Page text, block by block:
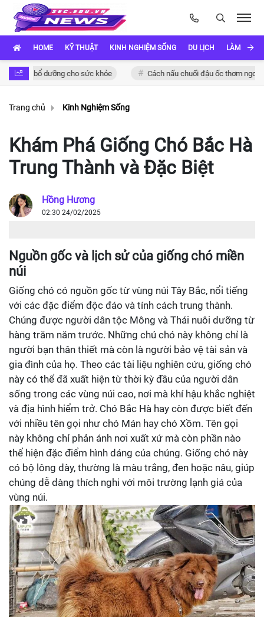
HOME KỸ THUẬT KINH NGHIỆM SỐNG DU LỊCH LÀM ĐẸP
bổ dưỡng cho sức khỏe Cách nấu chuối đậu ốc thơm ngon đậm
Trang chủ Kinh Nghiệm Sống
Khám Phá Giống Chó Bắc Hà
Trung Thành và Đặc Biệt
Hồng Hương
02:30 24/02/2025
Nguồn gốc và lịch sử của giống chó miền
núi
Giống chó có nguồn gốc từ vùng núi Tây Bắc, nổi tiếng
với các đặc điểm độc đáo và tính cách trung thành.
Chúng được người dân tộc Mông và Thái nuôi dưỡng từ
hàng trăm năm trước. Những chú chó này không chỉ là
người bạn thân thiết mà còn là người bảo vệ tài sản và
gia đình của họ. Theo các tài liệu nghiên cứu, giống chó
này có thể đã xuất hiện từ thời kỳ đầu của người dân
sống trong các vùng núi cao, nơi mà khí hậu khắc nghiệt
và địa hình hiểm trở. Chó Bắc Hà hay còn được biết đến
với nhiều tên gọi như chó Mán hay chó Xồm. Tên gọi
này không chỉ phản ánh nơi xuất xứ mà còn phần nào
thể hiện đặc điểm hình dáng của chúng. Giống chó này
có bộ lông dày, thường là màu trắng, đen hoặc nâu, giúp
chúng dễ dàng thích nghi với môi trường lạnh giá của
vùng núi.